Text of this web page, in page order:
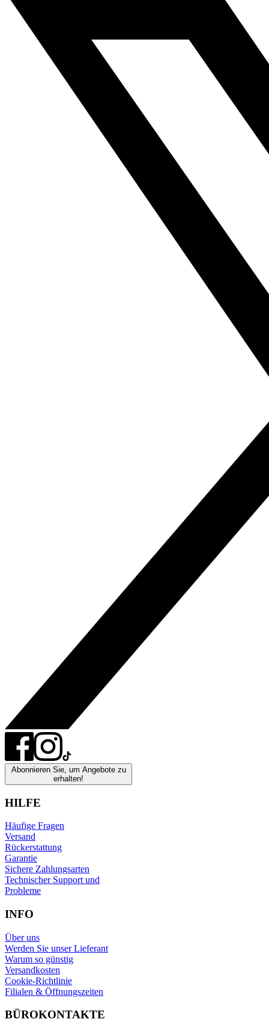
Abonnieren Sie, um Angebote zu
erhalten!
HILFE
Häufige Fragen
Versand
Rückerstattung
Garantie
Sichere Zahlungsarten
Technischer Support und
Probleme
INFO
Über uns
Werden Sie unser Lieferant
Warum so günstig
Versandkosten
Cookie-Richtlinie
Filialen & Öffnungszeiten
BÜROKONTAKTE